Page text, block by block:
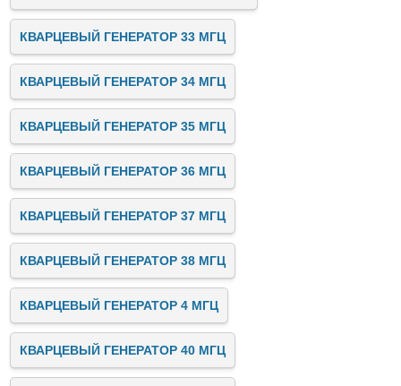
КВАРЦЕВЫЙ ГЕНЕРАТОР 33 МГЦ
КВАРЦЕВЫЙ ГЕНЕРАТОР 34 МГЦ
КВАРЦЕВЫЙ ГЕНЕРАТОР 35 МГЦ
КВАРЦЕВЫЙ ГЕНЕРАТОР 36 МГЦ
КВАРЦЕВЫЙ ГЕНЕРАТОР 37 МГЦ
КВАРЦЕВЫЙ ГЕНЕРАТОР 38 МГЦ
КВАРЦЕВЫЙ ГЕНЕРАТОР 4 МГЦ
КВАРЦЕВЫЙ ГЕНЕРАТОР 40 МГЦ